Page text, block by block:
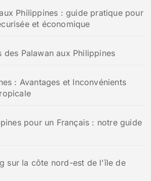
Philippines : guide pratique pour
et économique
des Palawan aux Philippines
: Avantages et Inconvénients
pour un Français : notre guide
sur la côte nord-est de l'île de